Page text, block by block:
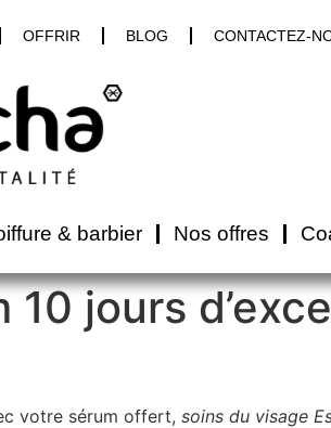
OFFRIR BLOG CONTACTEZ-
& barbier Nos offres
10 jours
votre sérum offert, soins du visage